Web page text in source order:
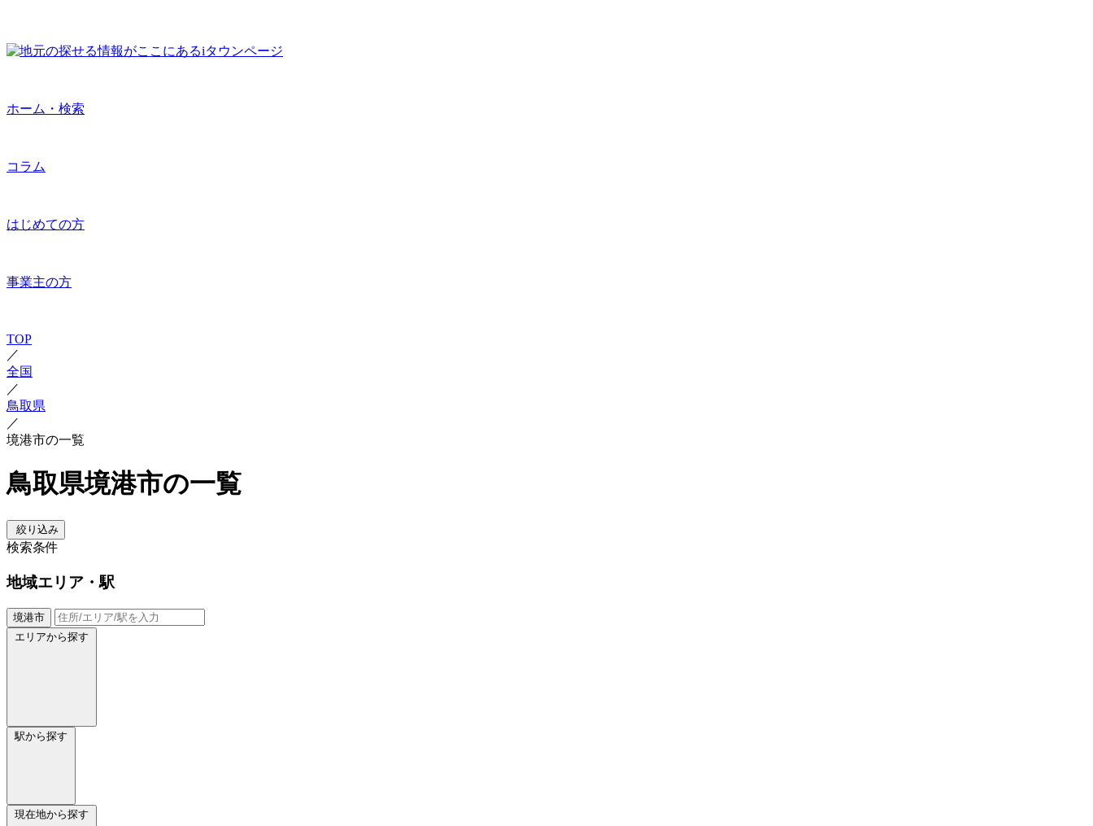
ホーム・検索
コラム
はじめての方
事業主の方
TOP
／
全国
／
鳥取県
／
境港市の一覧
鳥取県境港市の一覧
絞り込み
検索条件
地域エリア・駅
境港市
エリアから探す
駅から探す
現在地から探す